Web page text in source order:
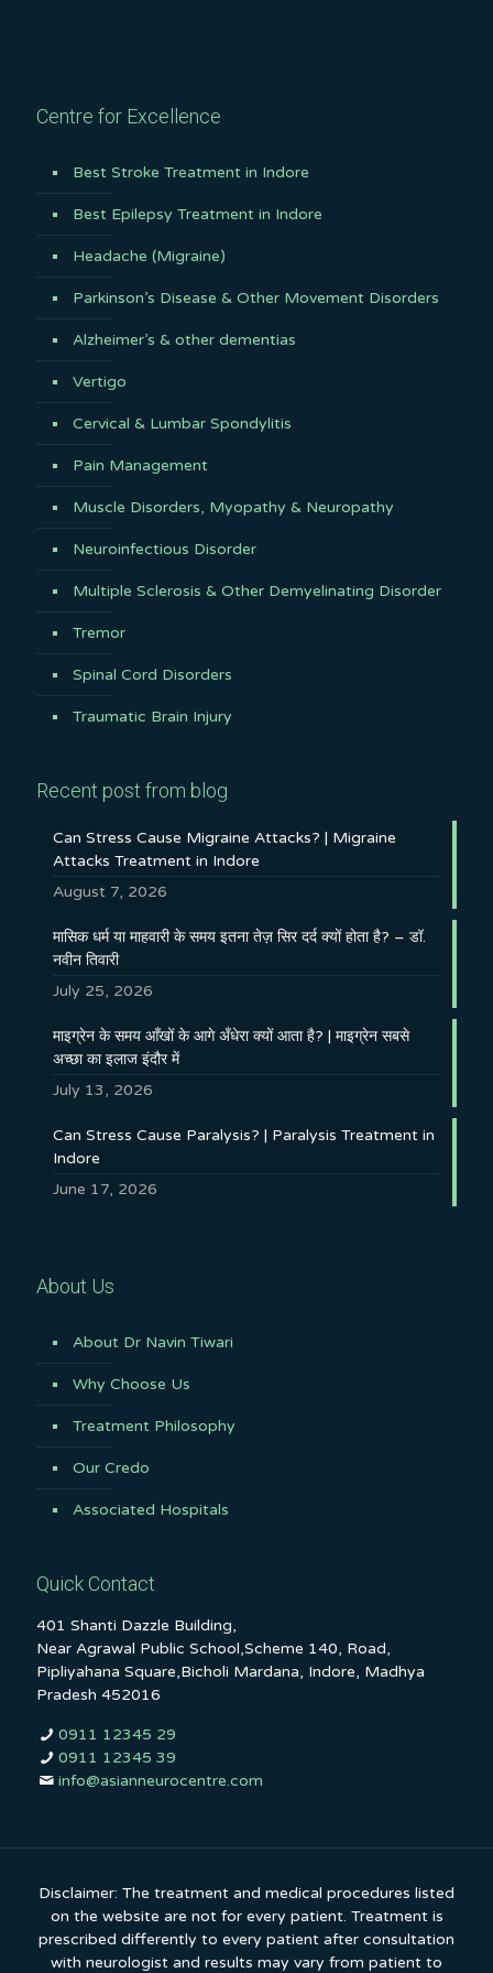
Centre for Excellence
Best Stroke Treatment in Indore
Best Epilepsy Treatment in Indore
Headache (Migraine)
Parkinson’s Disease & Other Movement Disorders
Alzheimer’s & other dementias
Vertigo
Cervical & Lumbar Spondylitis
Pain Management
Muscle Disorders, Myopathy & Neuropathy
Neuroinfectious Disorder
Multiple Sclerosis & Other Demyelinating Disorder
Tremor
Spinal Cord Disorders
Traumatic Brain Injury
Recent post from blog
Can Stress Cause Migraine Attacks? | Migraine
Attacks Treatment in Indore
August 7, 2026
मासिक धर्म या माहवारी के समय इतना तेज़ सिर दर्द क्यों होता है? – डॉ.
नवीन तिवारी
July 25, 2026
माइग्रेन के समय आँखों के आगे अँधेरा क्यों आता है? | माइग्रेन सबसे
अच्छा का इलाज इंदौर में
July 13, 2026
Can Stress Cause Paralysis? | Paralysis Treatment in
Indore
June 17, 2026
About Us
About Dr Navin Tiwari
Why Choose Us
Treatment Philosophy
Our Credo
Associated Hospitals
Quick Contact
401 Shanti Dazzle Building,
Near Agrawal Public School,Scheme 140, Road,
Pipliyahana Square,Bicholi Mardana, Indore, Madhya
Pradesh 452016
0911 12345 29
0911 12345 39
info@asianneurocentre.com
Disclaimer: The treatment and medical procedures listed
on the website are not for every patient. Treatment is
prescribed differently to every patient after consultation
with neurologist and results may vary from patient to